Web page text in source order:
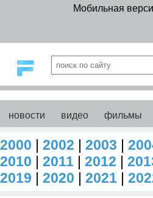
Мобильная
новости видео фильмы
2000 | 2002 | 2003 |
2010 | 2011 | 2012 |
2019 | 2020 | 2021 |